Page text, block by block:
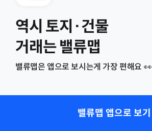
역시 토지·건물
거래는 밸류맵
밸류맵은 앱으로 보시는게 가장 편해요 👀
밸류맵 앱으로 보기